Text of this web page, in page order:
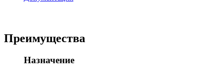
Преимущества
Назначение